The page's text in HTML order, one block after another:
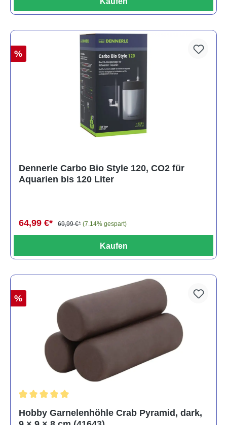
%
Dennerle Carbo Bio Style 120, CO2 für
Aquarien bis 120 Liter
64,99 €* 69,99 €* (7.14% gespart)
Kaufen
%
Hobby Garnelenhöhle Crab Pyramid, dark,